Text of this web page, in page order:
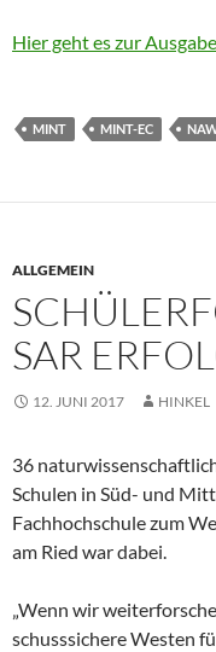
Hier geht es zur
MINT MINT-EC
ALLGEMEIN
SAR
12. JUNI 2017 HINKEL
36
Schulen in Süd- und
Fachhochschule zum
am Ried war dabei.
„Wenn wir
schusssichere Westen